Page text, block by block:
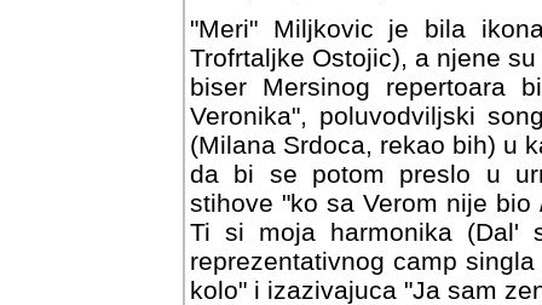
"Meri" Miljkovic je bila
Trofrtaljke Ostojic), a njene
biser Mersinog repertoara
Veronika", poluvodviljski
(Milana Srdoca, rekao bih) u
da bi se potom preslo u
stihove "ko sa Verom nije
Ti si moja harmonika (Dal'
reprezentativnog camp
kolo" i izazivajuca "Ja sam